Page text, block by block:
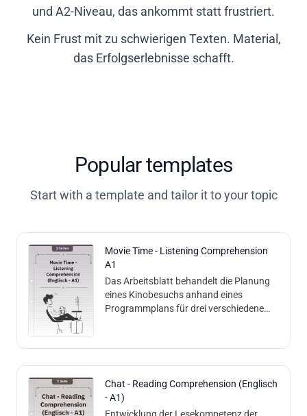
und A2-Niveau, das ankommt statt frustriert.
Kein Frust mit zu schwierigen Texten. Material,
das Erfolgserlebnisse schafft.
Popular templates
Start with a template and tailor it to your topic
Movie Time - Listening Comprehension
A1
Das Arbeitsblatt behandelt die Planung
eines Kinobesuchs anhand eines
Programmplans für drei verschiedene
das Blatt das Lesen von Tabellen
(Kinoprogramm) mit einer
Code abgerufen wird. Zur Überprüfung
des Verständnisses bearbeiten die
Chat - Reading Comprehension (Englisch
- A1)